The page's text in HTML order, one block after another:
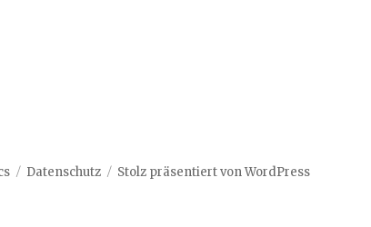
Datenschutz Stolz präsentiert von WordPress